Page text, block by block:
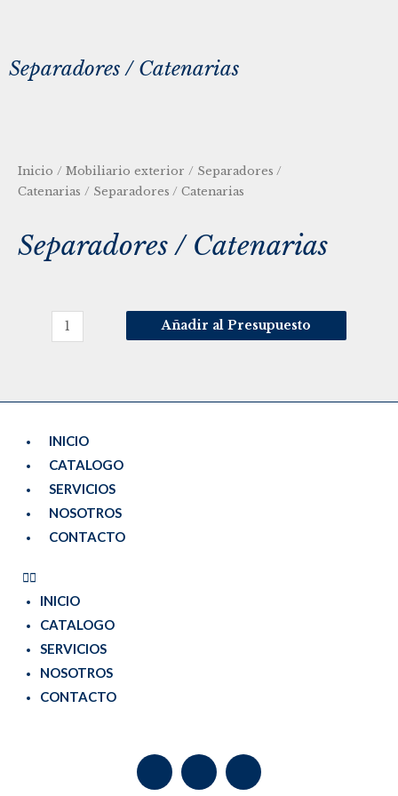
Separadores / Catenarias
Inicio / Mobiliario exterior / Separadores /
Catenarias / Separadores / Catenarias
Separadores / Catenarias
Añadir al Presupuesto
INICIO
CATALOGO
SERVICIOS
NOSOTROS
CONTACTO
INICIO
CATALOGO
SERVICIOS
NOSOTROS
CONTACTO